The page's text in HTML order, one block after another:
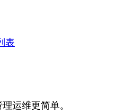
表
运维更简单。